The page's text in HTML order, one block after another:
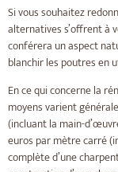
Si vous souhaitez
alternatives s’offrent à
conférera un aspect
blanchir les poutres en
En ce qui concerne la
moyens varient
(incluant la main-
euros par mètre carré
complète d’une